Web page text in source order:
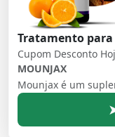
Tratamento para
Cupom Desconto
MOUNJAX
Mounjax é um